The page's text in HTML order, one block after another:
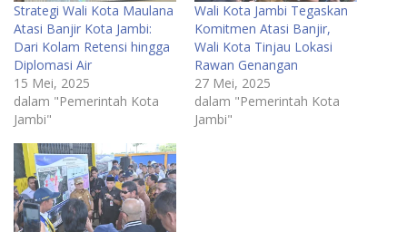
Strategi Wali Kota Maulana
Atasi Banjir Kota Jambi:
Dari Kolam Retensi hingga
Diplomasi Air
15 Mei, 2025
dalam "Pemerintah Kota
Jambi"
Wali Kota Jambi Tegaskan
Komitmen Atasi Banjir,
Wali Kota Tinjau Lokasi
Rawan Genangan
27 Mei, 2025
dalam "Pemerintah Kota
Jambi"